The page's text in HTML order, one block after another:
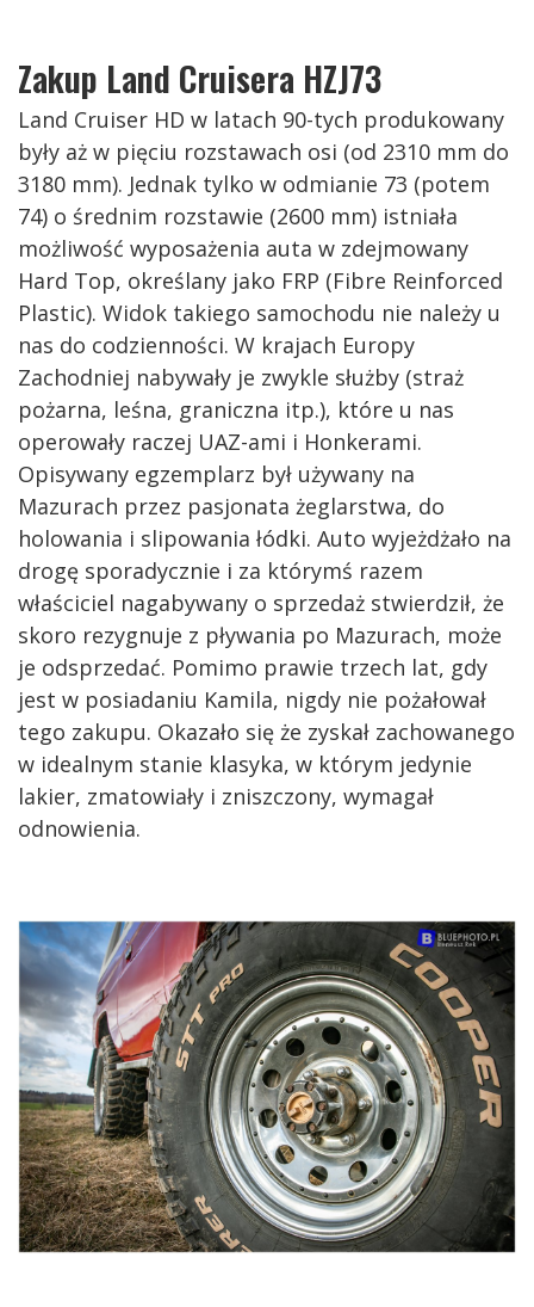
Zakup Land Cruisera HZJ73
Land Cruiser HD w latach 90-tych produkowany
były aż w pięciu rozstawach osi (od 2310 mm do
3180 mm). Jednak tylko w odmianie 73 (potem
74) o średnim rozstawie (2600 mm) istniała
możliwość wyposażenia auta w zdejmowany
Hard Top, określany jako FRP (Fibre Reinforced
Plastic). Widok takiego samochodu nie należy u
nas do codzienności. W krajach Europy
Zachodniej nabywały je zwykle służby (straż
pożarna, leśna, graniczna itp.), które u nas
operowały raczej UAZ-ami i Honkerami.
Opisywany egzemplarz był używany na
Mazurach przez pasjonata żeglarstwa, do
holowania i slipowania łódki. Auto wyjeżdżało na
drogę sporadycznie i za którymś razem
właściciel nagabywany o sprzedaż stwierdził, że
skoro rezygnuje z pływania po Mazurach, może
je odsprzedać. Pomimo prawie trzech lat, gdy
jest w posiadaniu Kamila, nigdy nie pożałował
tego zakupu. Okazało się że zyskał zachowanego
w idealnym stanie klasyka, w którym jedynie
lakier, zmatowiały i zniszczony, wymagał
odnowienia.